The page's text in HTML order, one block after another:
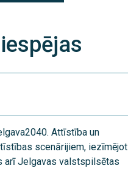
Attīstība un
scenārijiem, iezīmējot
arī Jelgavas valstspilsētas